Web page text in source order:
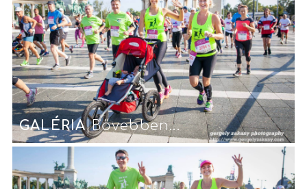
GALÉRIA|Bővebben...